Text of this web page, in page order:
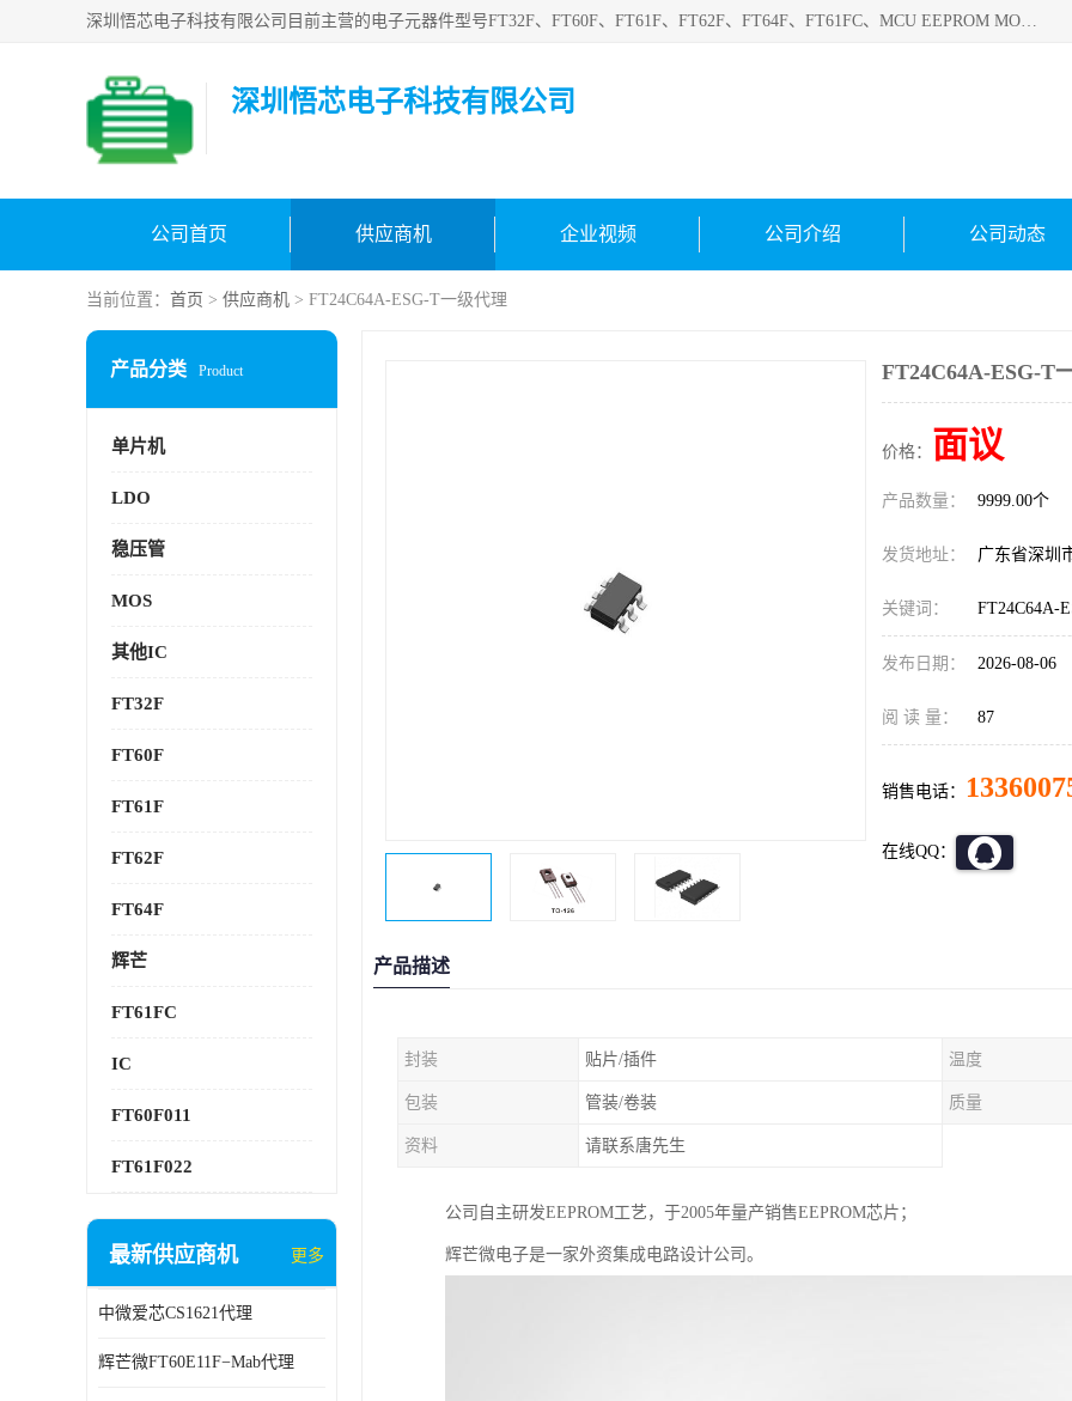
深圳悟芯电子科技有限公司目前主营的电子元器件型号FT32F、FT60F、FT61F、FT62F、FT64F、FT61FC、MCU EEPROM MOS LDO 稳压管 触摸IC DC-DC AC-DC 协议IC等，广泛应用于LED射灯、LED日光灯、等诸多领域。
深圳悟芯电子科技有限公司
公司首页 供应商机 企业视频 公司介绍 公司动态
当前位置： 首页 > 供应商机 > FT24C64A-ESG-T一级代理
产品分类 Product
单片机
LDO
稳压管
MOS
其他IC
FT32F
FT60F
FT61F
FT62F
FT64F
辉芒
FT61FC
IC
FT60F011
FT61F022
最新供应商机 更多
中微爱芯CS1621代理
辉芒微FT60E11F−Mab代理
FT24C64A-ESG-T
价格： 面议
产品数量： 9999.00个
发货地址： 广东省深圳
关键词： FT24C64A-
发布日期： 2026-08-06
阅 读 量： 87
销售电话：
在线QQ：
产品描述
封装 贴片/插件 温度
包装 管装/卷装 质量
资料 请联系唐先生
公司自主研发EEPROM工艺，于2005年量产销售EEPROM芯片；
辉芒微电子是一家外资集成电路设计公司。